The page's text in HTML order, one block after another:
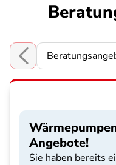
Choose a section
Angebote!
Sie haben bereits